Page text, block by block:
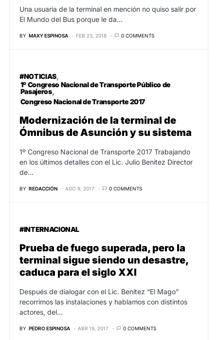
Una usuaria de la terminal en mención no quiso salir por
El Mundo del Bus porque le da…
BY MAXY ESPINOSA FEB 23, 2018 0 COMMENTS
#NOTICIAS
1º Congreso Nacional de Transporte Público de
Pasajeros
Congreso Nacional de Transporte 2017
Modernización de la terminal de
Ómnibus de Asunción y su sistema
1º Congreso Nacional de Transporte 2017 Trabajando
en los últimos detalles con el Lic. Julio Benitez Director
de…
BY REDACCIÓN AGO 9, 2017 0 COMMENTS
#INTERNACIONAL
Prueba de fuego superada, pero la
terminal sigue siendo un desastre,
caduca para el siglo XXI
Después de dialogar con el Lic. Benítez “El Mago”
recorrimos las instalaciones y hablamos con distintos
actores, del…
BY PEDRO ESPINOSA ABR 19, 2017 0 COMMENTS